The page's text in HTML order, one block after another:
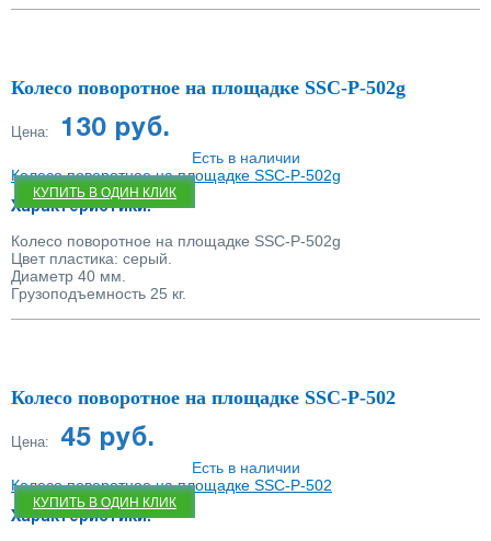
Колесо поворотное на площадке SSC-P-502g
Цена: 130 руб.
КУПИТЬ В ОДИН КЛИК
Есть в наличии
Колесо поворотное на площадке SSC-P-502g
Характеристики:
Колесо поворотное на площадке SSC-P-502g
Цвет пластика: серый.
Диаметр 40 мм.
Грузоподъемность 25 кг.
Колесо поворотное на площадке SSC-P-502
Цена: 45 руб.
КУПИТЬ В ОДИН КЛИК
Есть в наличии
Колесо поворотное на площадке SSC-P-502
Характеристики: